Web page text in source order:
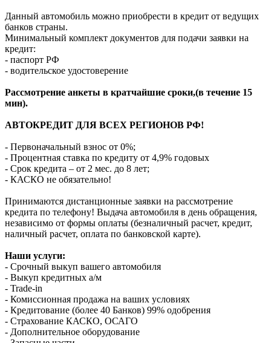
Данный автомобиль можно приобрести в кредит от ведущих
банков страны.
Минимальный комплект документов для подачи заявки на
кредит:
- паспорт РФ
- водительское удостоверение
Рассмотрение анкеты в кратчайшие сроки,(в течение 15
мин).
АВТОКРЕДИТ ДЛЯ ВСЕХ РЕГИОНОВ РФ!
- Первоначальный взнос от 0%;
- Процентная ставка по кредиту от 4,9% годовых
- Срок кредита – от 2 мес. до 8 лет;
- КАСКО не обязательно!
Принимаются дистанционные заявки на рассмотрение
кредита по телефону! Выдача автомобиля в день обращения,
независимо от формы оплаты (безналичный расчет, кредит,
наличный расчет, оплата по банковской карте).
Наши услуги:
- Срочный выкуп вашего автомобиля
- Выкуп кредитных а/м
- Trade-in
- Комиссионная продажа на ваших условиях
- Кредитование (более 40 Банков) 99% одобрения
- Страхование КАСКО, ОСАГО
- Дополнительное оборудование